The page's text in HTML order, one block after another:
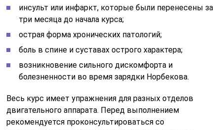
инсульт или инфаркт, которые были перенесены за
три месяца до начала курса;
острая форма хронических патологий;
боль в спине и суставах острого характера;
возникновение сильного дискомфорта и
болезненности во время зарядки Норбекова.
Весь курс имеет упражнения для разных отделов
двигательного аппарата. Перед выполнением
рекомендуется проконсультироваться со